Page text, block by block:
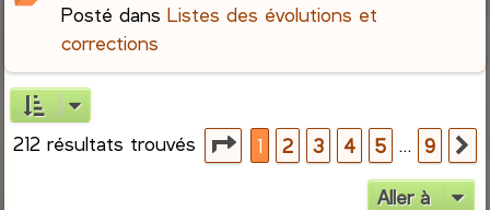
Posté dansListes des évolutions et
corrections
212 résultats trouvés Page1sur
1 2 3 4 5 … 9
Aller à